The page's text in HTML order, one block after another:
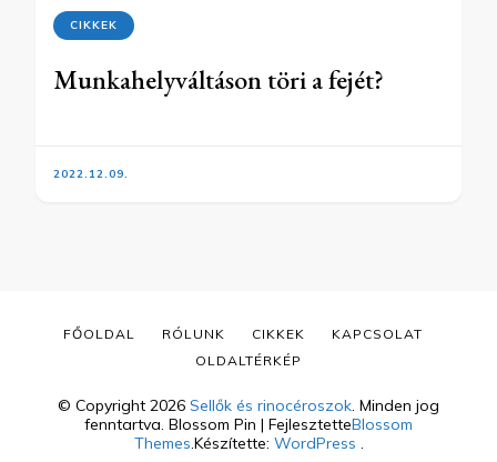
CIKKEK
Munkahelyváltáson töri a fejét?
2022.12.09.
© Copyright 2026 Sellők és rinocéroszok . Minden jog
fenntartva. Blossom Pin | FejlesztetteBlossom
Themes .Készítette: WordPress
FŐOLDAL RÓLUNK CIKKEK
KAPCSOLAT
OLDALTÉRKÉP